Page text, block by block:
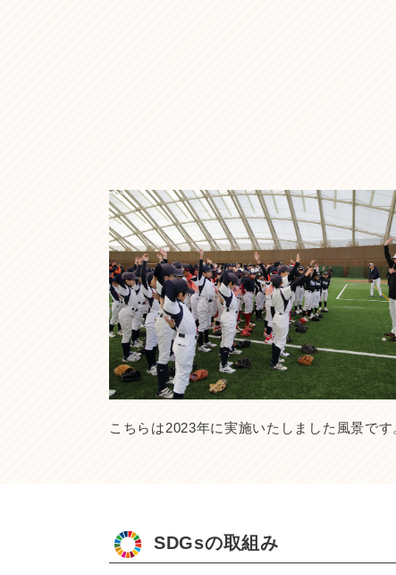
こちらは2023年に実施いたしました風景で
SDGsの取組み